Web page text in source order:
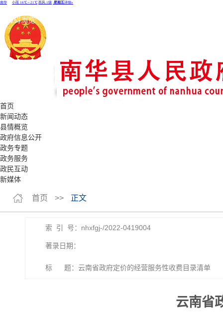
无障碍浏览
首页
新闻动态
县情概览
政府信息公开
政务专题
政务服务
政民互动
新媒体
首页 >> 正文
索 引 号：nhxfgj-/2022-0419004
著录日期：
标 题：云南省政府定价的经营服务性收费目录清单
云南省